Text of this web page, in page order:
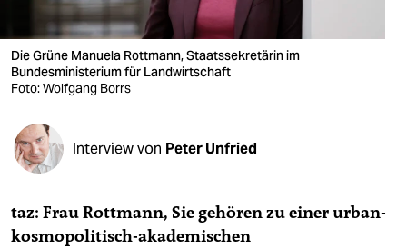
verlag
verlag
veranstaltungen
shop
fragen & hilfe
abo
Die Grüne Manuela Rottmann, Staatssekretärin im
Bundesministerium für Landwirtschaft
Foto: Wolfgang Borrs
Interview von Peter Unfried
taz: Frau Rottmann, Sie gehören zu einer urban-
kosmopolitisch-akademischen